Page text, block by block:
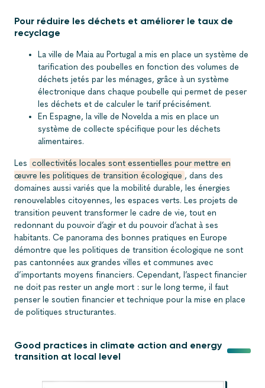
Pour réduire les déchets et améliorer le taux de
recyclage
La ville de Maia au Portugal a mis en place un système de
tarification des poubelles en fonction des volumes de
déchets jetés par les ménages, grâce à un système
électronique dans chaque poubelle qui permet de peser
les déchets et de calculer le tarif précisément.
En Espagne, la ville de Novelda a mis en place un
système de collecte spécifique pour les déchets
alimentaires.
Les collectivités locales sont essentielles pour mettre en
œuvre les politiques de transition écologique , dans des
domaines aussi variés que la mobilité durable, les énergies
renouvelables citoyennes, les espaces verts. Les projets de
transition peuvent transformer le cadre de vie, tout en
redonnant du pouvoir d’agir et du pouvoir d’achat à ses
habitants. Ce panorama des bonnes pratiques en Europe
démontre que les politiques de transition écologique ne sont
pas cantonnées aux grandes villes et communes avec
d’importants moyens financiers. Cependant, l’aspect financier
ne doit pas rester un angle mort : sur le long terme, il faut
penser le soutien financier et technique pour la mise en place
de politiques structurantes.
Good practices in climate action and energy
transition at local level